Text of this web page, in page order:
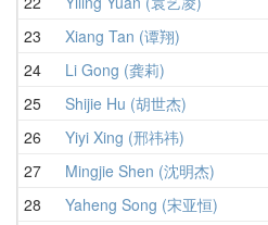
23 Xiang Tan (谭翔)
24 Li Gong (龚莉)
25 Shijie Hu (胡世杰)
26 Yiyi Xing (邢祎祎)
27 Mingjie Shen (沈明杰)
28 Yaheng Song (宋亚恒)